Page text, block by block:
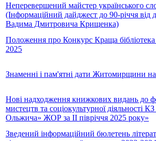
Неперевершений майстер українського
(Інформаційний дайджест до 90-річчя від
Вадима Дмитровича Крищенка)
Положення про Конкурс Краща
2025
Знаменні і пам'ятні дати Житомирщини на
Нові надходження книжкових видань до
мистецтв та соціокультурної діяльності
Ольжича» ЖОР за ІІ півріччя 2025 року»
Зведений інформаційний бюлетень